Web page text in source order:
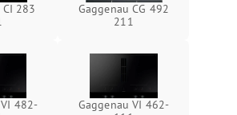
283
Gaggenau CG 492
211
482-
Gaggenau VI 462-